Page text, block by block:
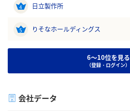
4 日立製作所
5 りそなホールディングス
6～10位を見る
（登録・ログイン）
会社データ